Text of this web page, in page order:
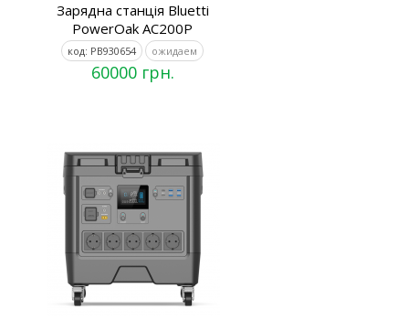
Зарядна станція Bluetti
PowerOak AC200P
код: PB930654 ожидаем
60000 грн.